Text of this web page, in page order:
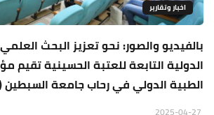
اخبار وتقارير
بالفيديو والصور: نحو تعزيز البحث
الدولية التابعة للعتبة الحسينية تقيم
الطبية الدولي في رحاب جامعة السبطين